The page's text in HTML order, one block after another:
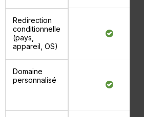
Redirection
conditionnelle
(pays,
appareil, OS)
Domaine
personnalisé